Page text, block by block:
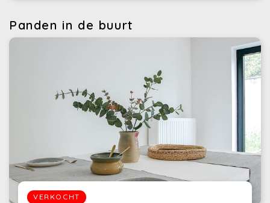
Panden in de buurt
VERKOCHT